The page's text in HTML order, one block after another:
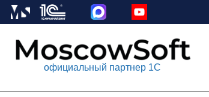
официальный партнер 1С